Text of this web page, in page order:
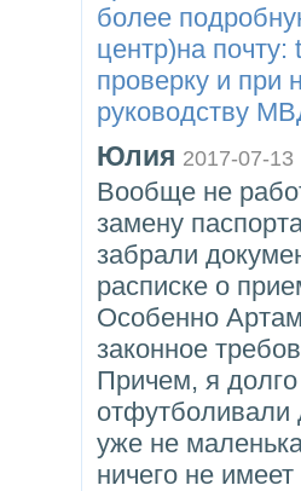
более
центр)на
проверку и
руководству
Юлия 2017-07-13
Вообще не
замену
забрали
расписке о
Особенно
законное
Причем, я
отфутболивали
уже не
ничего не